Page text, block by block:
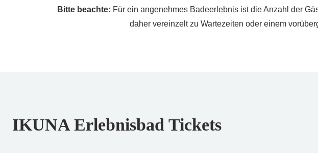
Bitte beachte: Für ein angenehmes Badeerlebnis ist die Anzahl der
daher vereinzelt zu Wartezeiten oder einem
IKUNA Erlebnisbad Tickets